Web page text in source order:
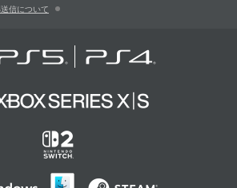
信について